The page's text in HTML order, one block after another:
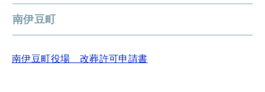
南伊豆町
南伊豆町役場 改葬許可申請書